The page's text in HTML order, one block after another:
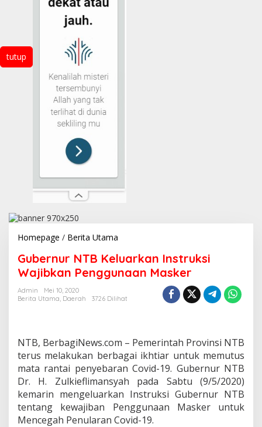
tutup
Homepage / Berita Utama
Keluarkan
Instruksi
Wajibkan
Penggunaan
Masker
Gubernur NTB Keluarkan Instruksi
Wajibkan Penggunaan Masker
Admin
Mei 10, 2020
Berita Utama Daerah 3726 Dilihat
NTB, BerbagiNews.com – Pemerintah Provinsi NTB
terus melakukan berbagai ikhtiar untuk memutus
mata rantai penyebaran Covid-19. Gubernur NTB
Dr. H. Zulkieflimansyah pada Sabtu (9/5/2020)
kemarin mengeluarkan Instruksi Gubernur NTB
tentang kewajiban Penggunaan Masker untuk
Mencegah Penularan Covid-19.